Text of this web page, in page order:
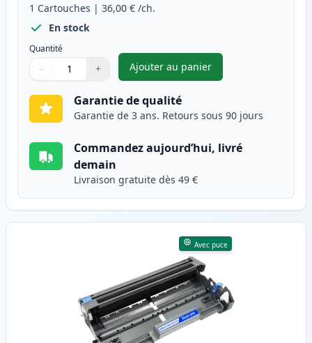
1 Cartouches | 36,00 € /ch.
En stock
Quantité
Quantité
Utilisez les boutons pour ajuster
− +
Quantité
Ajouter au panier
,Brother TN3280 (TN3230)
Garantie de qualité
Garantie de 3 ans. Retours sous 90 jours
Commandez aujourd’hui, livré
demain
Livraison gratuite dès 49 €
Avec puce